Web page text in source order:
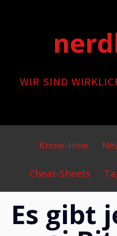
WIR SIND
Primary
Menu
Know-How
Cheat-Sheets
Es gibt